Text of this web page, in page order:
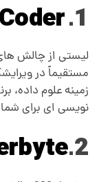
ی
س
ی
1.
لیستی از چالش
مستقیماً در
نویسی ای برای
2.